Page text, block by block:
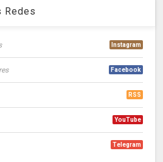
Redes
Instagram
Facebook
RSS
YouTube
Telegram